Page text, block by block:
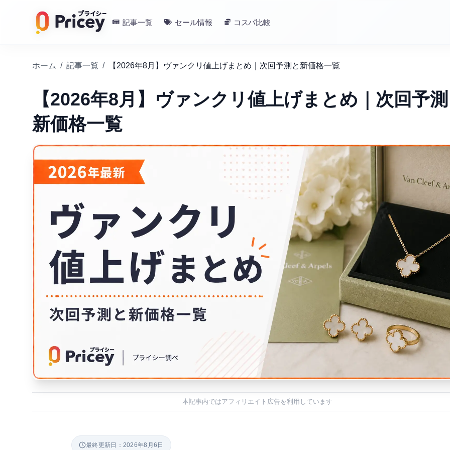
記事一覧 セール情報 コスパ比較
ホーム / 記事一覧 / 【2026年8月】ヴァンクリ値上げまとめ｜次回予測と新価格一覧
【2026年8月】ヴァンクリ値上げまとめ｜次回予
新価格一覧
本記事内ではアフィリエイト広告を利用しています
最終更新日：2026年8月6日